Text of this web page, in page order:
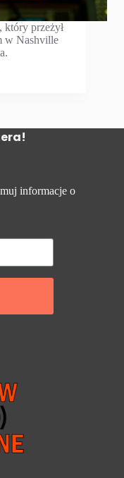
który przeżył
w Nashville
informacje o